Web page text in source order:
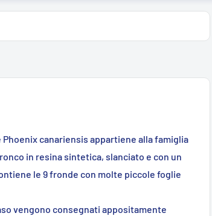
canariensis appartiene alla famiglia
in resina sintetica, slanciato e con un
le 9 fronde con molte piccole foglie
vengono consegnati appositamente